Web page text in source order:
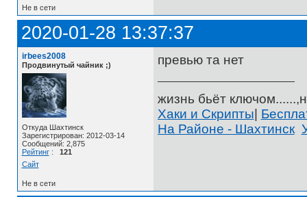
Не в сети
2020-01-28 13:37:37
irbees2008
Продвинутый чайник ;)
Откуда Шахтинск
Зарегистрирован: 2012-03-14
Сообщений: 2,875
Рейтинг: 121
Сайт
превью та нет
жизнь бьёт
Хаки и Скрипты|
На Районе - Шахтинск
Не в сети